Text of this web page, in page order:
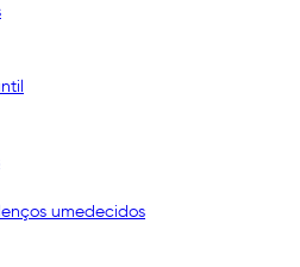
umedecidos